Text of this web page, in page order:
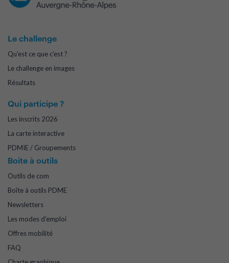
Le challenge
Qu'est ce que c'est ?
Le challenge en images
Résultats
Qui participe ?
Les inscrits 2026
La carte interactive
PDMIE / Groupements
Boite à outils
Outils de com
Boîte à outils PDME
Newsletters
Les modes d'emploi
Offres mobilité
FAQ